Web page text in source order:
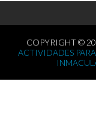
COPYRIGHT ©
ACTIVIDADES